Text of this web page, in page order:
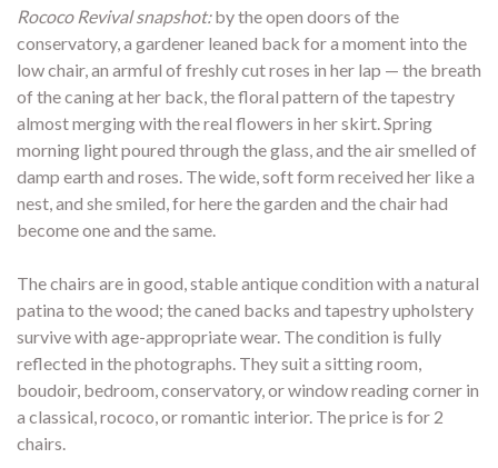
Rococo Revival snapshot:by the open doors of the
conservatory, a gardener leaned back for a moment into the
low chair, an armful of freshly cut roses in her lap — the breath
of the caning at her back, the floral pattern of the tapestry
almost merging with the real flowers in her skirt. Spring
morning light poured through the glass, and the air smelled of
damp earth and roses. The wide, soft form received her like a
nest, and she smiled, for here the garden and the chair had
become one and the same.
The chairs are in good, stable antique condition with a natural
patina to the wood; the caned backs and tapestry upholstery
survive with age-appropriate wear. The condition is fully
reflected in the photographs. They suit a sitting room,
boudoir, bedroom, conservatory, or window reading corner in
a classical, rococo, or romantic interior. The price is for 2
chairs.